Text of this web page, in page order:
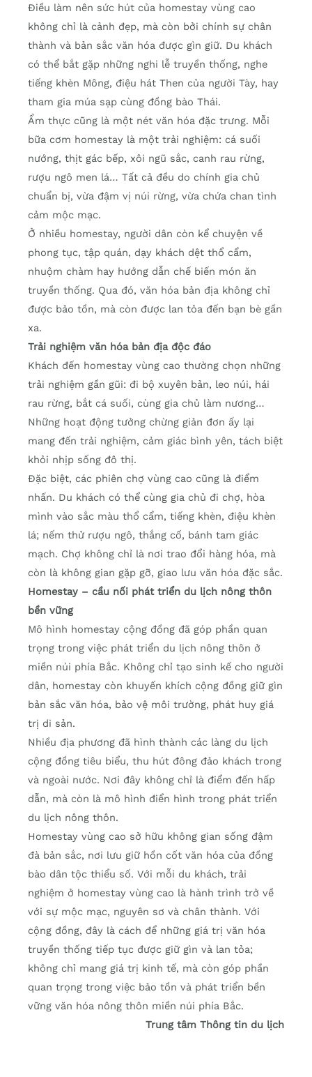
Điều làm nên sức hút của homestay vùng cao
không chỉ là cảnh đẹp, mà còn bởi chính sự chân
thành và bản sắc văn hóa được gìn giữ. Du khách
có thể bắt gặp những nghi lễ truyền thống, nghe
tiếng khèn Mông, điệu hát Then của người Tày, hay
tham gia múa sạp cùng đồng bào Thái.
Ẩm thực cũng là một nét văn hóa đặc trưng. Mỗi
bữa cơm homestay là một trải nghiệm: cá suối
nướng, thịt gác bếp, xôi ngũ sắc, canh rau rừng,
rượu ngô men lá… Tất cả đều do chính gia chủ
chuẩn bị, vừa đậm vị núi rừng, vừa chứa chan tình
cảm mộc mạc.
Ở nhiều homestay, người dân còn kể chuyện về
phong tục, tập quán, dạy khách dệt thổ cẩm,
nhuộm chàm hay hướng dẫn chế biến món ăn
truyền thống. Qua đó, văn hóa bản địa không chỉ
được bảo tồn, mà còn được lan tỏa đến bạn bè gần
xa.
Trải nghiệm văn hóa bản địa độc đáo
Khách đến homestay vùng cao thường chọn những
trải nghiệm gần gũi: đi bộ xuyên bản, leo núi, hái
rau rừng, bắt cá suối, cùng gia chủ làm nương…
Những hoạt động tưởng chừng giản đơn ấy lại
mang đến trải nghiệm, cảm giác bình yên, tách biệt
khỏi nhịp sống đô thị.
Đặc biệt, các phiên chợ vùng cao cũng là điểm
nhấn. Du khách có thể cùng gia chủ đi chợ, hòa
mình vào sắc màu thổ cẩm, tiếng khèn, điệu khèn
lá; nếm thử rượu ngô, thắng cố, bánh tam giác
mạch. Chợ không chỉ là nơi trao đổi hàng hóa, mà
còn là không gian gặp gỡ, giao lưu văn hóa đặc sắc.
Homestay – cầu nối phát triển du lịch nông thôn
bền vững
Mô hình homestay cộng đồng đã góp phần quan
trọng trong việc phát triển du lịch nông thôn ở
miền núi phía Bắc. Không chỉ tạo sinh kế cho người
dân, homestay còn khuyến khích cộng đồng giữ gìn
bản sắc văn hóa, bảo vệ môi trường, phát huy giá
trị di sản.
Nhiều địa phương đã hình thành các làng du lịch
cộng đồng tiêu biểu, thu hút đông đảo khách trong
và ngoài nước. Nơi đây không chỉ là điểm đến hấp
dẫn, mà còn là mô hình điển hình trong phát triển
du lịch nông thôn.
Homestay vùng cao sở hữu không gian sống đậm
đà bản sắc, nơi lưu giữ hồn cốt văn hóa của đồng
bào dân tộc thiểu số. Với mỗi du khách, trải
nghiệm ở homestay vùng cao là hành trình trở về
với sự mộc mạc, nguyên sơ và chân thành. Với
cộng đồng, đây là cách để những giá trị văn hóa
truyền thống tiếp tục được giữ gìn và lan tỏa;
không chỉ mang giá trị kinh tế, mà còn góp phần
quan trọng trong việc bảo tồn và phát triển bền
vững văn hóa nông thôn miền núi phía Bắc.
Trung tâm Thông tin du lịch